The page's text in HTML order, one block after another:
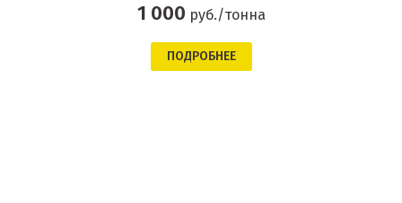
1 000 руб./тонна
ПОДРОБНЕЕ